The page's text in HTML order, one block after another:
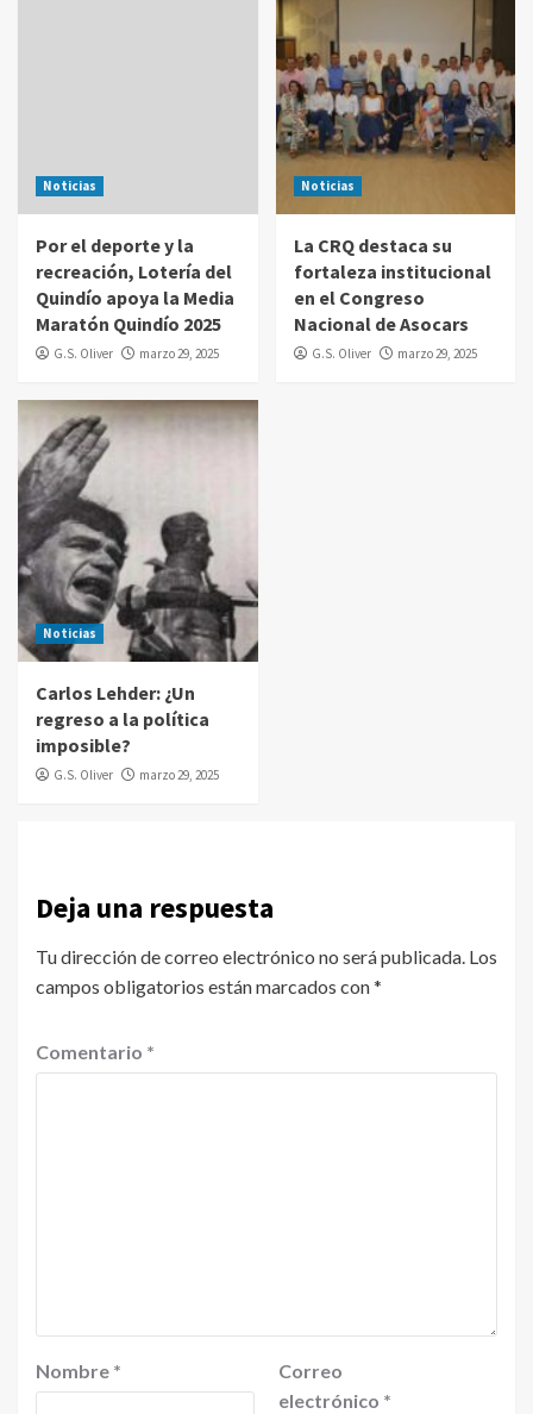
Noticias
Por el deporte y la
recreación, Lotería del
Quindío apoya la Media
Maratón Quindío 2025
G.S. Oliver marzo 29, 2025
Noticias
La CRQ destaca su
fortaleza institucional
en el Congreso
Nacional de Asocars
G.S. Oliver marzo 29, 2025
Noticias
Carlos Lehder: ¿Un
regreso a la política
imposible?
G.S. Oliver marzo 29, 2025
Deja una respuesta
Tu dirección de correo electrónico no será publicada. Los
campos obligatorios están marcados con*
Comentario *
Nombre *
Correo
electrónico *